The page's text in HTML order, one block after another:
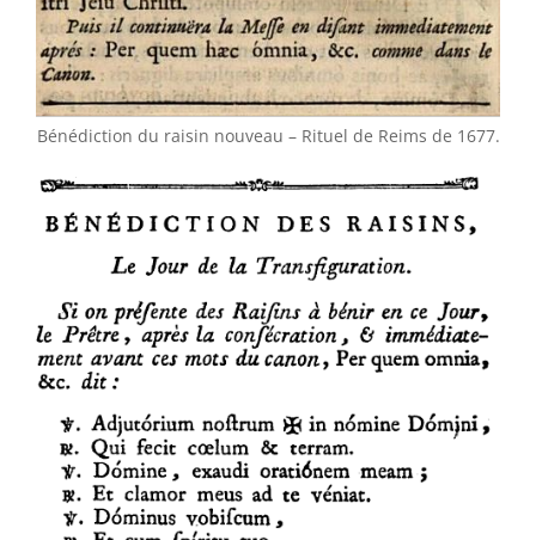
Bénédiction du raisin nouveau – Rituel de Reims de 1677.